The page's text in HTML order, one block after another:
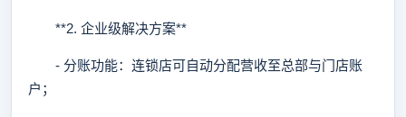
**2. 企业级解决方案**
- 分账功能：连锁店可自动分配营收至总部与门店账
户；